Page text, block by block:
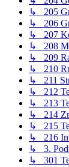
↳ 205
↳ 206
↳ 207
↳ 208
↳ 209
↳ 210
↳ 211
↳ 212
↳ 213
↳ 214
↳ 215
↳ 216
↳ 3.
↳ 301